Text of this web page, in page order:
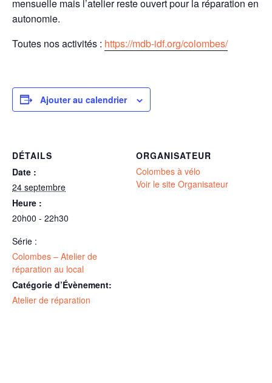
mensuelle mais l’atelier reste ouvert pour la réparation en
autonomie.
Toutes nos activités : https://mdb-idf.org/colombes/
Ajouter au calendrier
DÉTAILS
Date :
24 septembre
Heure :
20h00 - 22h30
Série :
Colombes – Atelier de
réparation au local
Catégorie d’Évènement:
Atelier de réparation
ORGANISATEUR
Colombes à vélo
Voir le site Organisateur